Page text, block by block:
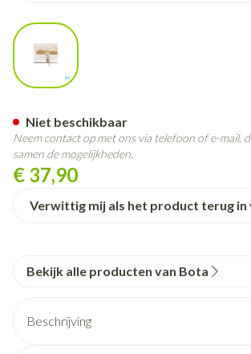
View larger image
€ 37,90
Verwittig mij als het product terug in
Niet beschikbaar
Neem contact op met ons via telefoon of e-mail,
samen de mogelijkheden.
Bekijk alle producten van Bota
Beschrijving